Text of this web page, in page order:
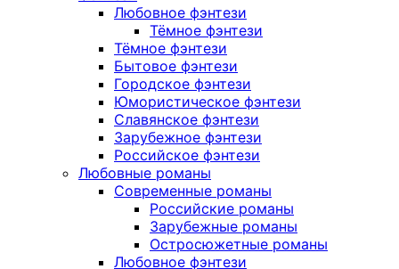
Любовное фэнтези
Тёмное фэнтези
Тёмное фэнтези
Бытовое фэнтези
Городское фэнтези
Юмористическое фэнтези
Славянское фэнтези
Зарубежное фэнтези
Российское фэнтези
Любовные романы
Современные романы
Российские романы
Зарубежные романы
Остросюжетные романы
Любовное фэнтези